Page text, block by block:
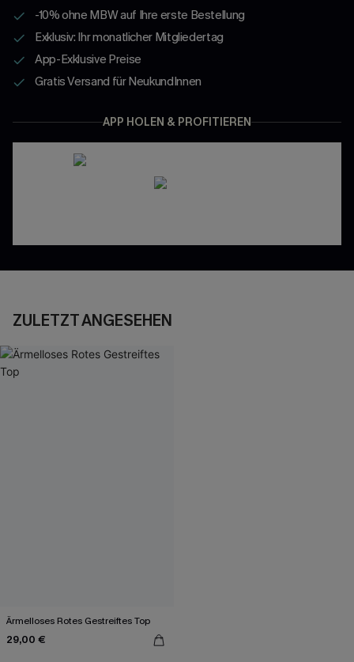
-10% ohne MBW auf Ihre erste Bestellung
Exklusiv: Ihr monatlicher Mitgliedertag
App-Exklusive Preise
Gratis Versand für NeukundInnen
APP HOLEN & PROFITIEREN
ZULETZT ANGESEHEN
Ärmelloses Rotes Gestreiftes Top
29,00 €